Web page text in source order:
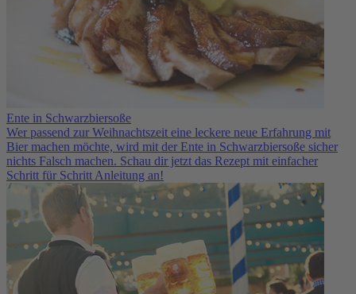
Ente in Schwarzbiersoße
Wer passend zur Weihnachtszeit eine leckere neue Erfahrung mit
Bier machen möchte, wird mit der Ente in Schwarzbiersoße sicher
nichts Falsch machen. Schau dir jetzt das Rezept mit einfacher
Schritt für Schritt Anleitung an!